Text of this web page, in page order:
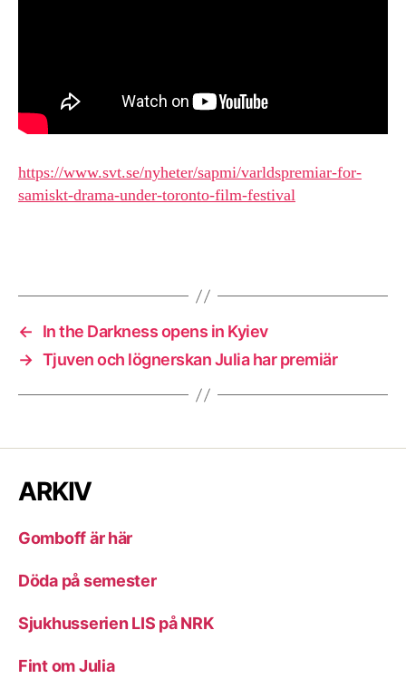
https://www.svt.se/nyheter/sapmi/varldspremiar-for-
samiskt-drama-under-toronto-film-festival
←
In the Darkness opens in Kyiev
→ Tjuven och lögnerskan Julia har premiär
ARKIV
Gomboff är här
Döda på semester
Sjukhusserien LIS på NRK
Fint om Julia